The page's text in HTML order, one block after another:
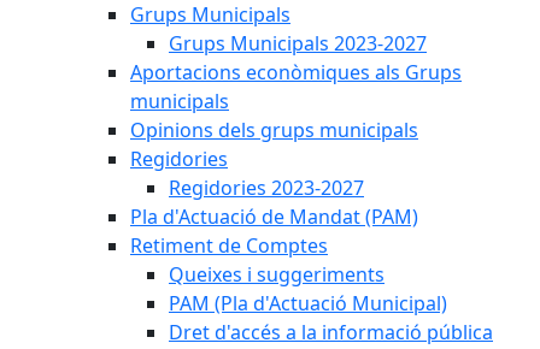
Grups Municipals
Grups Municipals 2023-2027
Aportacions econòmiques als Grups
municipals
Opinions dels grups municipals
Regidories
Regidories 2023-2027
Pla d'Actuació de Mandat (PAM)
Retiment de Comptes
Queixes i suggeriments
PAM (Pla d'Actuació Municipal)
Dret d'accés a la informació pública